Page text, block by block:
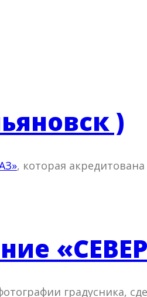
)
, которая
градусника,